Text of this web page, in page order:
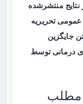
منتشرشده
جایگزین
درمانی توسط
مطلب